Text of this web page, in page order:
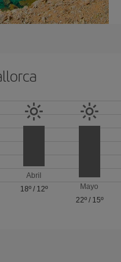
Abril
18º / 12º
Mayo
22º/ 15º